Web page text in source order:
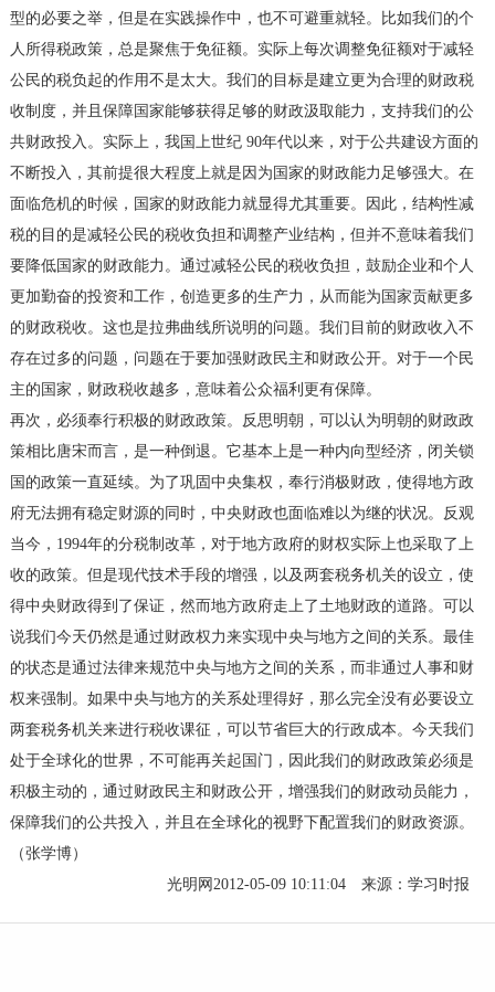
型的必要之举，但是在实践操作中，也不可避重就轻。比如我们的个
人所得税政策，总是聚焦于免征额。实际上每次调整免征额对于减轻
公民的税负起的作用不是太大。我们的目标是建立更为合理的财政税
收制度，并且保障国家能够获得足够的财政汲取能力，支持我们的公
共财政投入。实际上，我国上世纪 90年代以来，对于公共建设方面的
不断投入，其前提很大程度上就是因为国家的财政能力足够强大。在
面临危机的时候，国家的财政能力就显得尤其重要。因此，结构性减
税的目的是减轻公民的税收负担和调整产业结构，但并不意味着我们
要降低国家的财政能力。通过减轻公民的税收负担，鼓励企业和个人
更加勤奋的投资和工作，创造更多的生产力，从而能为国家贡献更多
的财政税收。这也是拉弗曲线所说明的问题。我们目前的财政收入不
存在过多的问题，问题在于要加强财政民主和财政公开。对于一个民
主的国家，财政税收越多，意味着公众福利更有保障。
再次，必须奉行积极的财政政策。反思明朝，可以认为明朝的财政政
策相比唐宋而言，是一种倒退。它基本上是一种内向型经济，闭关锁
国的政策一直延续。为了巩固中央集权，奉行消极财政，使得地方政
府无法拥有稳定财源的同时，中央财政也面临难以为继的状况。反观
当今，1994年的分税制改革，对于地方政府的财权实际上也采取了上
收的政策。但是现代技术手段的增强，以及两套税务机关的设立，使
得中央财政得到了保证，然而地方政府走上了土地财政的道路。可以
说我们今天仍然是通过财政权力来实现中央与地方之间的关系。最佳
的状态是通过法律来规范中央与地方之间的关系，而非通过人事和财
权来强制。如果中央与地方的关系处理得好，那么完全没有必要设立
两套税务机关来进行税收课征，可以节省巨大的行政成本。今天我们
处于全球化的世界，不可能再关起国门，因此我们的财政政策必须是
积极主动的，通过财政民主和财政公开，增强我们的财政动员能力，
保障我们的公共投入，并且在全球化的视野下配置我们的财政资源。
（张学博）
光明网2012-05-09 10:11:04 来源：学习时报